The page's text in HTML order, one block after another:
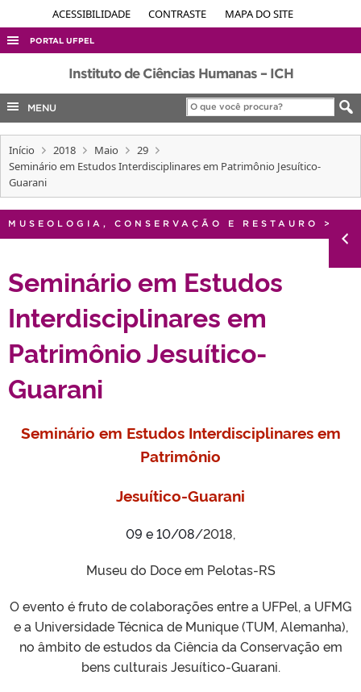
ACESSIBILIDADE CONTRASTE MAPA DO SITE
PORTAL UFPEL
ACESSO À INFORMAÇÃO
AUDITORIA
COBALTO
CONCURSOS
EDITAIS
TELEFONES
Instituto de Ciências Humanas – ICH
MENU
Início 2018 Maio
29
Seminário em Estudos Interdisciplinares em Patrimônio Jesuítico-
Guarani
MUSEOLOGIA, CONSERVAÇÃO E RESTAURO >
Seminário em Estudos
Interdisciplinares em
Patrimônio Jesuítico-
Guarani
Seminário em Estudos Interdisciplinares em
Patrimônio
Jesuítico-Guarani
09 e 10/08/2018,
Museu do Doce em Pelotas-RS
O evento é fruto de colaborações entre a UFPel, a UFMG
e a Universidade Técnica de Munique (TUM, Alemanha),
no âmbito de estudos da Ciência da Conservação em
bens culturais Jesuítico-Guarani.